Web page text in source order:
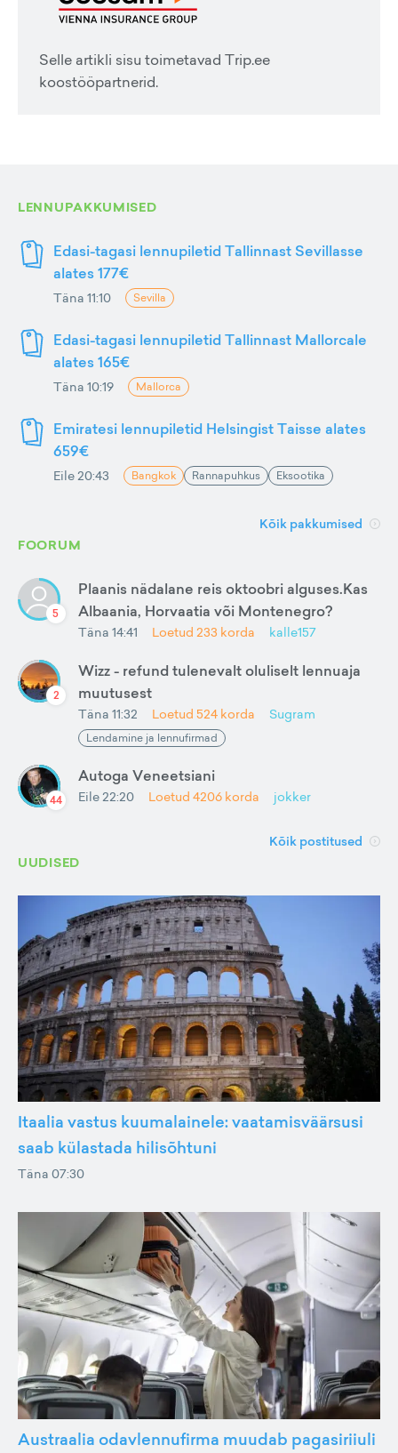
Selle artikli sisu toimetavad Trip.ee
koostööpartnerid.
LENNUPAKKUMISED
Edasi-tagasi lennupiletid Tallinnast Sevillasse
alates 177€
Täna 11:10 Sevilla
Edasi-tagasi lennupiletid Tallinnast Mallorcale
alates 165€
Täna 10:19 Mallorca
Emiratesi lennupiletid Helsingist Taisse alates
659€
Eile 20:43 Bangkok Rannapuhkus Eksootika
Kõik pakkumised
FOORUM
5
Plaanis nädalane reis oktoobri alguses.Kas
Albaania, Horvaatia või Montenegro?
Täna 14:41 Loetud 233 korda kalle157
2
Wizz - refund tulenevalt oluliselt lennuaja
muutusest
Täna 11:32 Loetud 524 korda Sugram
Lendamine ja lennufirmad
44
Autoga Veneetsiani
Eile 22:20 Loetud 4206 korda jokker
Kõik postitused
UUDISED
Itaalia vastus kuumalainele: vaatamisväärsusi
saab külastada hilisõhtuni
Täna 07:30
Austraalia odavlennufirma muudab pagasiriiuli